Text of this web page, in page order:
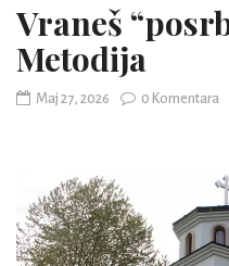
Vraneš
Metodija
Maj 27, 2026 0 Komentara